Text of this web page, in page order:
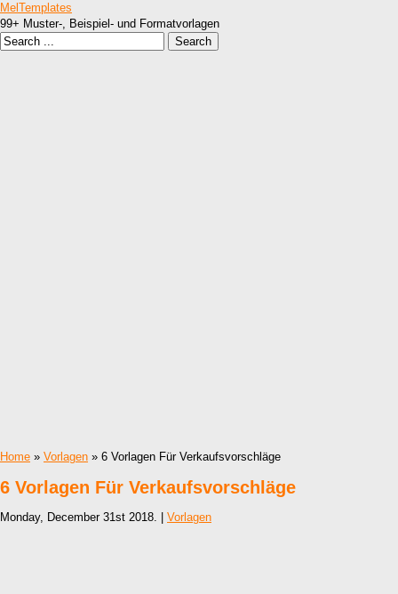
MelTemplates
99+ Muster-, Beispiel- und Formatvorlagen
Home » Vorlagen » 6 Vorlagen Für Verkaufsvorschläge
6 Vorlagen Für Verkaufsvorschläge
Monday, December 31st 2018. | Vorlagen